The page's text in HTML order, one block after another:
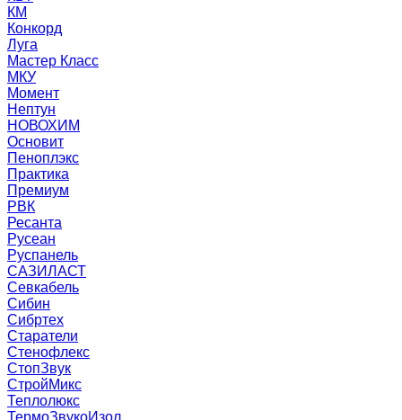
КМ
Конкорд
Луга
Мастер Класс
МКУ
Момент
Нептун
НОВОХИМ
Основит
Пеноплэкс
Практика
Премиум
РВК
Ресанта
Русеан
Руспанель
САЗИЛАСТ
Севкабель
Сибин
Сибртех
Старатели
Стенофлекс
СтопЗвук
СтройМикс
Теплолюкс
ТермоЗвукоИзол